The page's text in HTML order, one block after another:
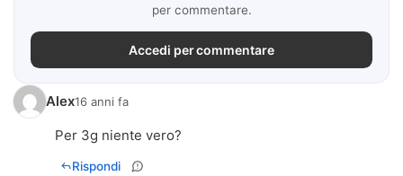
per commentare.
Accedi per commentare
Alex16 anni fa
Per 3g niente vero?
Rispondi